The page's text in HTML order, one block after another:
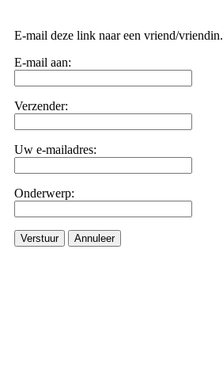
E-mail deze link naar een vriend/vriendin.
E-mail aan:
Verzender:
Uw e-mailadres:
Onderwerp:
Verstuur Annuleer